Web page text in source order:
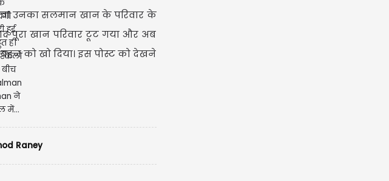
उनका सलमान खान के परिवार के
पूरा खान परिवार टूट गया और अब
को खो दिया। इस पोस्ट को देखने
Raney